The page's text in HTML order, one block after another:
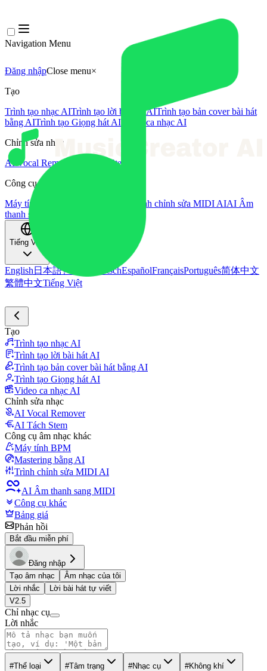
Navigation Menu
Đăng nhậpClose menu×
Tạo
Trình tạo nhạc AITrình tạo lời bài hát AITrình tạo bản cover bài hát
bằng AITrình tạo Giọng hát AI Video ca nhạc AI
Chỉnh sửa nhạc
AI Vocal Remover
AI Tách Stem
Công cụ âm nhạc khác
Máy tính BPM
Trình chỉnh sửa MIDI AIAI Âm
thanh sang MIDI
Tiếng Việt
English 日本語한국어 DeutschEspañolFrançaisPortuguês简体中文
繁體中文Tiếng Việt
Tạo
Trình tạo nhạc AI
Trình tạo lời bài hát AI
Trình tạo bản cover bài hát bằng AI
Trình tạo Giọng hát AI
Video ca nhạc AI
Chỉnh sửa nhạc
AI Vocal Remover
AI Tách Stem
Công cụ âm nhạc khác
Máy tính BPM
Mastering bằng AI
Trình chỉnh sửa MIDI AI
AI Âm thanh sang MIDI
Công cụ khác
Bảng giá
Phản hồi
Bắt đầu miễn phí
Đăng nhập
Tạo âm nhạc
Âm nhạc của tôi
Lời nhắc
Lời bài hát tự viết
V2.5
Chỉ nhạc cụ
Lời nhắc
#Thể loại #Tâm trạng #Nhạc cụ #Không khí